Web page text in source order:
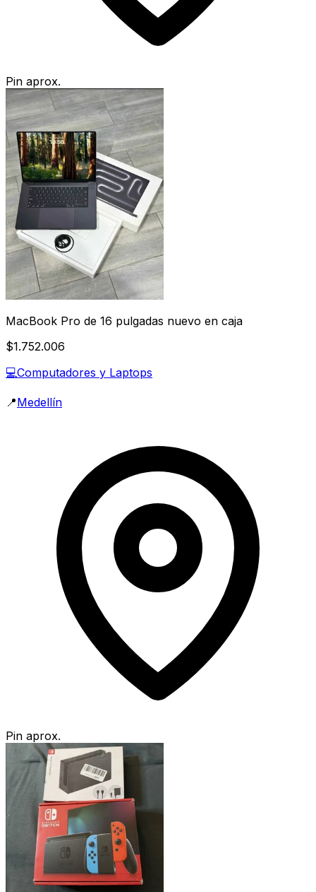
Pin aprox.
MacBook Pro de 16 pulgadas nuevo en caja
$1.752.006
💻Computadores y Laptops
📍Medellín
Pin aprox.